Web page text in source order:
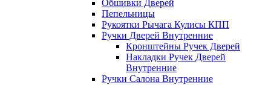
Обшивки Дверей
Пепельницы
Рукоятки Рычага Кулисы КПП
Ручки Дверей Внутренние
Кронштейны Ручек Дверей
Накладки Ручек Дверей
Внутренние
Ручки Салона Внутренние